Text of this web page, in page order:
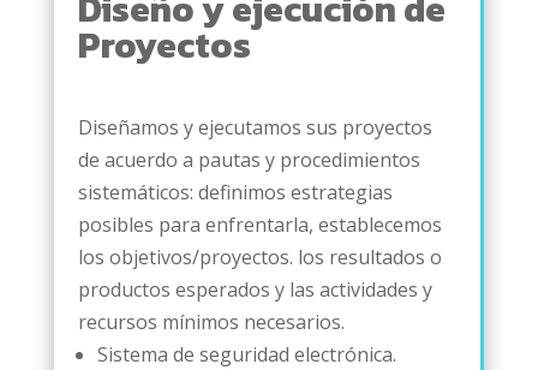
Proyectos
Diseñamos y ejecutamos sus proyectos
de acuerdo a pautas y procedimientos
sistemáticos: definimos estrategias
posibles para enfrentarla, establecemos
los objetivos/proyectos. los resultados o
productos esperados y las actividades y
recursos mínimos necesarios.
Sistema de seguridad electrónica.